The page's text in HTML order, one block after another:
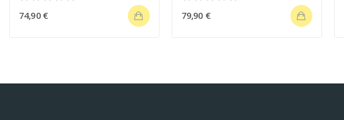
74,90 € 79,90 €